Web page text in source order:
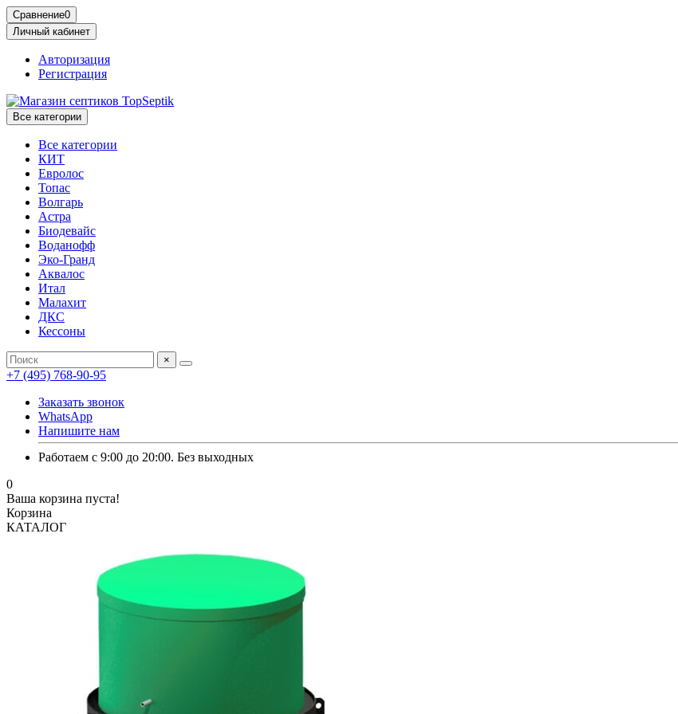
Сравнение0
Личный кабинет
Авторизация
Регистрация
Все категории
Все категории
КИТ
Евролос
Топас
Волгарь
Астра
Биодевайс
Воданофф
Эко-Гранд
Аквалос
Итал
Малахит
ДКС
Кессоны
×
+7 (495) 768-90-95
Заказать звонок
WhatsApp
Напишите нам
Работаем с 9:00 до 20:00. Без выходных
0
Ваша корзина пуста!
Корзина
КАТАЛОГ